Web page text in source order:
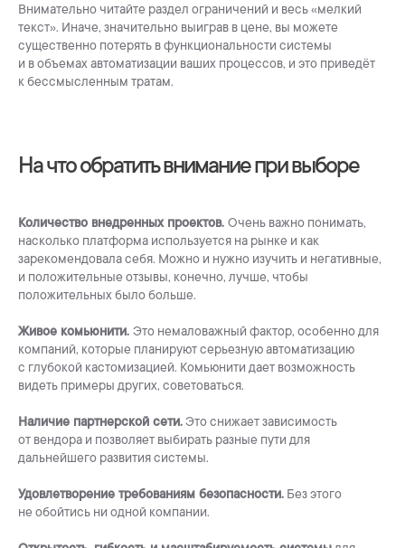
Внимательно читайте раздел ограничений и весь «мелкий
текст». Иначе, значительно выиграв в цене, вы можете
существенно потерять в функциональности системы
и в объемах автоматизации ваших процессов, и это приведёт
к бессмысленным тратам.
На что обратить внимание при выборе
Количество внедренных проектов. Очень важно понимать,
насколько платформа используется на рынке и как
зарекомендовала себя. Можно и нужно изучить и негативные,
и положительные отзывы, конечно, лучше, чтобы
положительных было больше.
Живое комьюнити. Это немаловажный фактор, особенно для
компаний, которые планируют серьезную автоматизацию
с глубокой кастомизацией. Комьюнити дает возможность
видеть примеры других, советоваться.
Наличие партнерской сети.Это снижает зависимость
от вендора и позволяет выбирать разные пути для
дальнейшего развития системы.
Удовлетворение требованиям безопасности. Без этого
не обойтись ни одной компании.